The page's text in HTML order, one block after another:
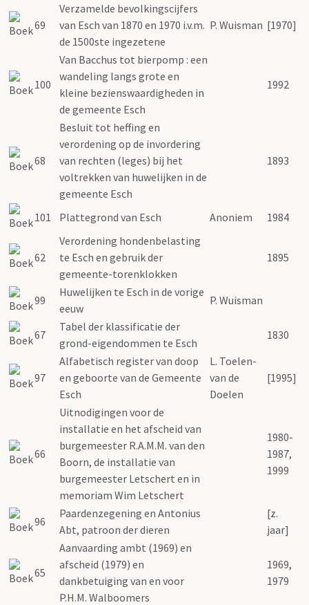
69
Verzamelde bevolkingscijfers
van Esch van 1870 en 1970 i.v.m.
de 1500ste ingezetene
P. Wuisman [1970]
100
Van Bacchus tot bierpomp : een
wandeling langs grote en
kleine bezienswaardigheden in
de gemeente Esch
1992
68
Besluit tot heffing en
verordening op de invordering
van rechten (leges) bij het
voltrekken van huwelijken in de
gemeente Esch
1893
101 Plattegrond van Esch Anoniem 1984
62
Verordening hondenbelasting
te Esch en gebruik der
gemeente-torenklokken
1895
99
Huwelijken te Esch in de vorige
eeuw
P. Wuisman
67
Tabel der klassificatie der
grond-eigendommen te Esch
1830
97
Alfabetisch register van doop
en geboorte van de Gemeente
Esch
L. Toelen-
van de
Doelen
[1995]
66
Uitnodigingen voor de
installatie en het afscheid van
burgemeester R.A.M.M. van den
Boorn, de installatie van
burgemeester Letschert en in
memoriam Wim Letschert
1980-
1987,
1999
96
Paardenzegening en Antonius
Abt, patroon der dieren
[z.
jaar]
65
Aanvaarding ambt (1969) en
afscheid (1979) en
dankbetuiging van en voor
P.H.M. Walboomers
1969,
1979